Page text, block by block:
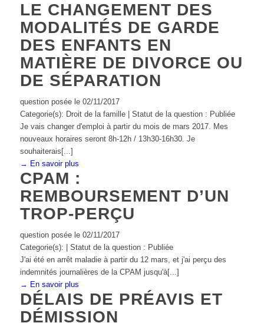
LE CHANGEMENT DES
MODALITÉS DE GARDE
DES ENFANTS EN
MATIÈRE DE DIVORCE OU
DE SÉPARATION
question posée le 02/11/2017
Categorie(s): Droit de la famille | Statut de la question : Publiée
Je vais changer d'emploi à partir du mois de mars 2017. Mes
nouveaux horaires seront 8h-12h / 13h30-16h30. Je
souhaiterais[...]
→ En savoir plus
CPAM :
REMBOURSEMENT D’UN
TROP-PERÇU
question posée le 02/11/2017
Categorie(s): | Statut de la question : Publiée
J'ai été en arrêt maladie à partir du 12 mars, et j'ai perçu des
indemnités journalières de la CPAM jusqu'à[...]
→ En savoir plus
DÉLAIS DE PRÉAVIS ET
DÉMISSION